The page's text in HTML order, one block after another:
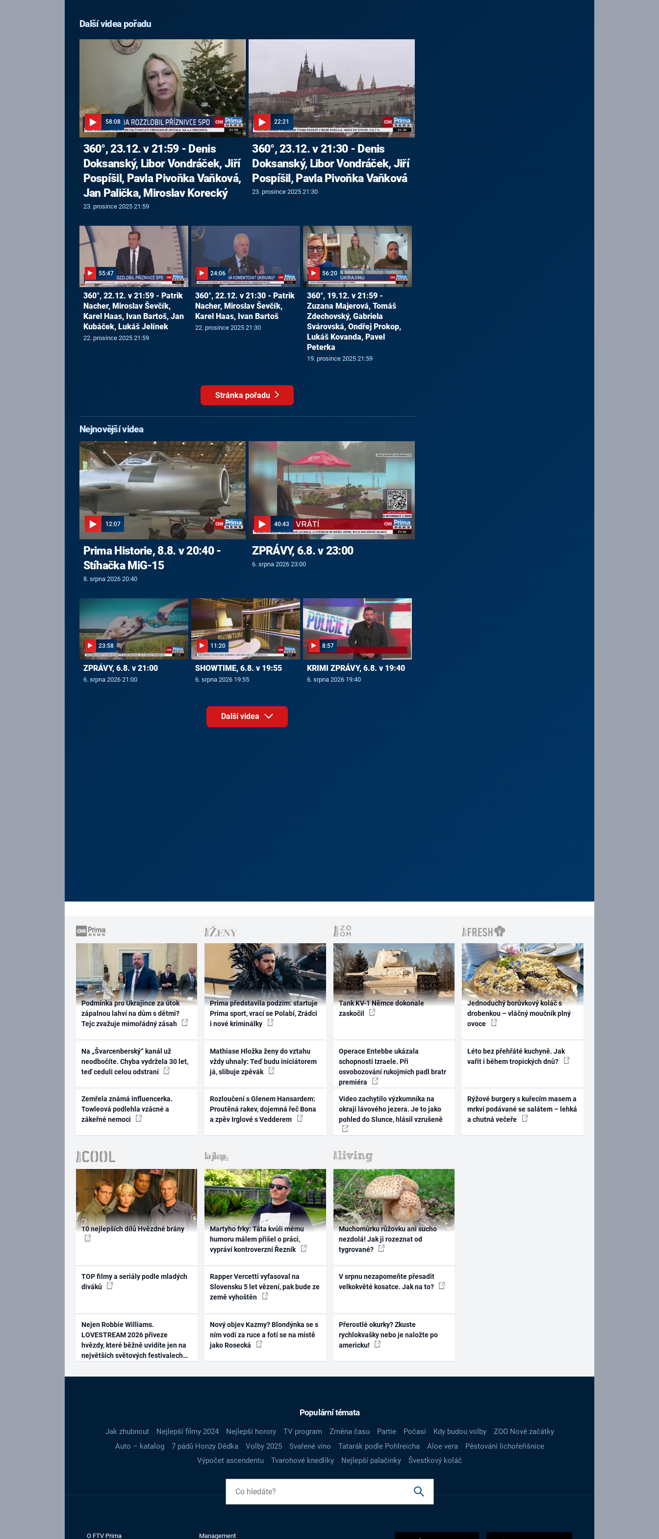
Další videa pořadu
58:08
360°, 23.12. v 21:59 - Denis
Doksanský, Libor Vondráček, Jiří
Pospíšil, Pavla Pivoňka Vaňková,
Jan Palička, Miroslav Korecký
23. prosince 2025 21:59
22:21
360°, 23.12. v 21:30 - Denis
Doksanský, Libor Vondráček, Jiří
Pospíšil, Pavla Pivoňka Vaňková
23. prosince 2025 21:30
55:47
360°, 22.12. v 21:59 - Patrik
Nacher, Miroslav Ševčík,
Karel Haas, Ivan Bartoš, Jan
Kubáček, Lukáš Jelínek
22. prosince 2025 21:59
24:06
360°, 22.12. v 21:30 - Patrik
Nacher, Miroslav Ševčík,
Karel Haas, Ivan Bartoš
22. prosince 2025 21:30
56:20
360°, 19.12. v 21:59 -
Zuzana Majerová, Tomáš
Zdechovský, Gabriela
Svárovská, Ondřej Prokop,
Lukáš Kovanda, Pavel
Peterka
19. prosince 2025 21:59
Stránka pořadu
Nejnovější videa
12:07
Prima Historie, 8.8. v 20:40 -
Stíhačka MiG-15
8. srpna 2026 20:40
40:43
ZPRÁVY, 6.8. v 23:00
6. srpna 2026 23:00
23:58
ZPRÁVY, 6.8. v 21:00
6. srpna 2026 21:00
11:20
SHOWTIME, 6.8. v 19:55
6. srpna 2026 19:55
8:57
KRIMI ZPRÁVY, 6.8. v 19:40
6. srpna 2026 19:40
Další videa
Podmínka pro Ukrajince za útok
zápalnou lahví na dům s dětmi?
Tejc zvažuje mimořádný zásah
Na „Švarcenberský“ kanál už
neodbočíte. Chyba vydržela 30 let,
teď ceduli celou odstraní
Zemřela známá influencerka.
Towleová podlehla vzácné a
zákeřné nemoci
Prima představila podzim: startuje
Prima sport, vrací se Polabí, Zrádci
i nové kriminálky
Mathiase Hložka ženy do vztahu
vždy uhnaly: Teď budu iniciátorem
já, slibuje zpěvák
Rozloučení s Glenem Hansardem:
Proutěná rakev, dojemná řeč Bona
a zpěv Irglové s Vedderem
Tank KV-1 Němce dokonale
zaskočil
Operace Entebbe ukázala
schopnosti Izraele. Při
osvobozování rukojmích padl bratr
premiéra
Video zachytilo výzkumníka na
okraji lávového jezera. Je to jako
pohled do Slunce, hlásil vzrušeně
Jednoduchý borůvkový koláč s
drobenkou – vláčný moučník plný
ovoce
Léto bez přehřáté kuchyně. Jak
vařit i během tropických dnů?
Rýžové burgery s kuřecím masem a
mrkví podávané se salátem – lehká
a chutná večeře
10 nejlepších dílů Hvězdné brány
TOP filmy a seriály podle mladých
diváků
Nejen Robbie Williams.
LOVESTREAM 2026 přiveze
hvězdy, které běžně uvidíte jen na
největších světových festivalech
Martyho frky: Táta kvůli mému
humoru málem přišel o práci,
vypráví kontroverzní Řezník
Rapper Vercetti vyfasoval na
Slovensku 5 let vězení, pak bude ze
země vyhoštěn
Nový objev Kazmy? Blondýnka se s
ním vodí za ruce a fotí se na místě
jako Rosecká
Muchomůrku růžovku ani sucho
nezdolá! Jak ji rozeznat od
tygrované?
V srpnu nezapomeňte přesadit
velkokvěté kosatce. Jak na to?
Přerostlé okurky? Zkuste
rychlokvašky nebo je naložte po
americku!
Populární témata
Jak zhubnout Nejlepší filmy 2024 Nejlepší horory TV program Změna času Partie Počasí Kdy budou volby
ZOO Nové začátky
Auto – katalog
7 pádů Honzy Dědka Volby 2025 Svařené víno Tatarák podle Pohlreicha Aloe vera
Pěstování lichořeřišnice
Výpočet ascendentu
Tvarohové knedlíky Nejlepší palačinky Švestkový koláč
O FTV Prima Management